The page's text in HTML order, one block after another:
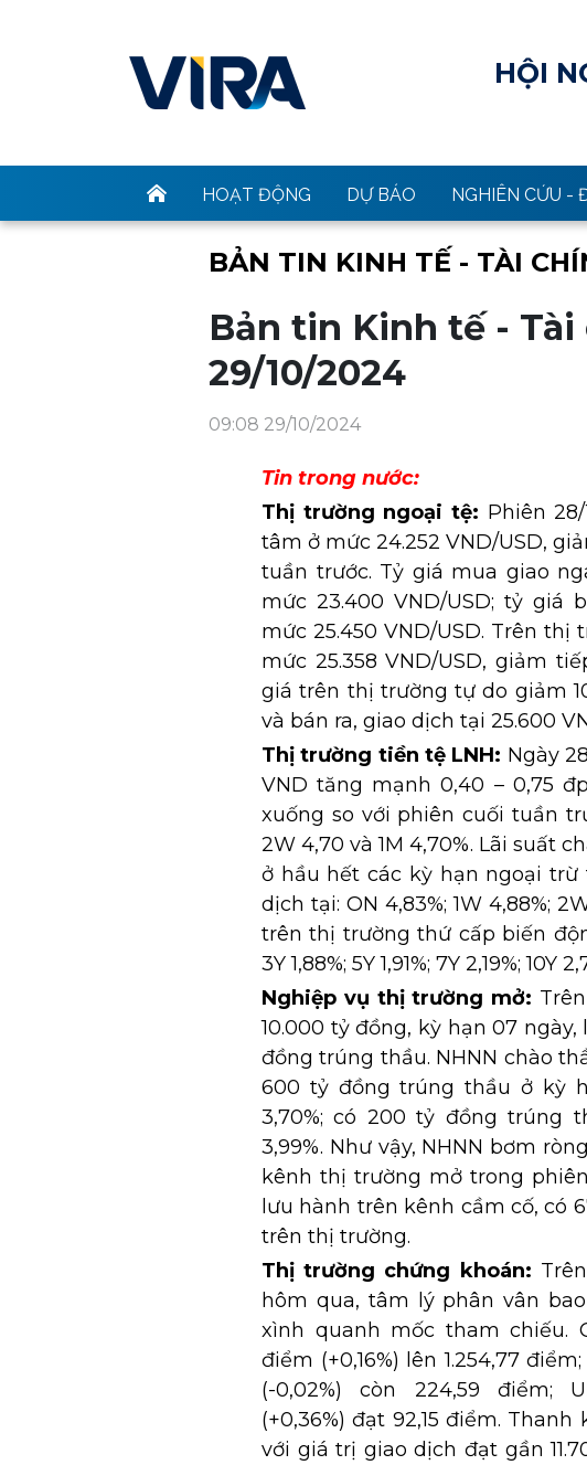
HỘI
HOẠT ĐỘNG DỰ BÁO NGHIÊN CỨU -
BẢN TIN KINH TẾ - TÀI
Bản tin Kinh tế -
29/10/2024
09:08 29/10/2024
Tin trong nước:
Thị trường ngoại tệ: Phiên
tâm ở mức 24.252 VND/USD,
tuần trước. Tỷ giá mua giao
mức 23.400 VND/USD; tỷ giá
mức 25.450 VND/USD. Trên
mức 25.358 VND/USD, giảm
giá trên thị trường tự do giảm
và bán ra, giao dịch tại 25.600
Thị trường tiền tệ LNH: Ngày
VND tăng mạnh 0,40 – 0,75
xuống so với phiên cuối tuần
2W 4,70 và 1M 4,70%. Lãi suất
ở hầu hết các kỳ hạn ngoại trừ
dịch tại: ON 4,83%; 1W 4,88%;
trên thị trường thứ cấp biến
3Y 1,88%; 5Y 1,91%; 7Y 2,19%; 10Y
Nghiệp vụ thị trường mở:
10.000 tỷ đồng, kỳ hạn 07 ngày,
đồng trúng thầu. NHNN chào
600 tỷ đồng trúng thầu ở kỳ
3,70%; có 200 tỷ đồng trúng
3,99%. Như vậy, NHNN bơm
kênh thị trường mở trong
lưu hành trên kênh cầm cố, có
trên thị trường.
Thị trường chứng khoán:
hôm qua, tâm lý phân vân
xình quanh mốc tham chiếu.
điểm (+0,16%) lên 1.254,77
(-0,02%) còn 224,59 điểm;
(+0,36%) đạt 92,15 điểm.
với giá trị giao dịch đạt gần